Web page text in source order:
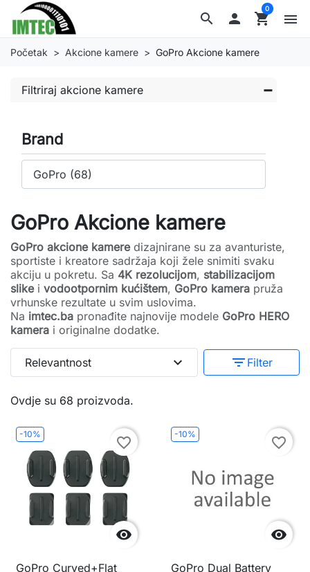
search  shopping_cart
0
menu
Početak Akcione kamere GoPro Akcione kamere
Filtriraj akcione kamere
Brand
GoPro Akcione kamere
GoPro akcione kameredizajnirane su za avanturiste,
sportiste i kreatore sadržaja koji žele snimiti svaku
akciju u pokretu. Sa 4K rezolucijom, stabilizacijom
slikei vodootpornim kućištem, GoPro kamera pruža
vrhunske rezultate u svim uslovima.
Na imtec.ba pronađite najnovije modele GoPro HERO
kamera i originalne dodatke.
Ovdje su 68 proizvoda.
Relevantnost expand_more filter_list Filter
-10%

favorite_border
GoPro Curved+Flat
-10%

favorite_border
GoPro Dual Battery